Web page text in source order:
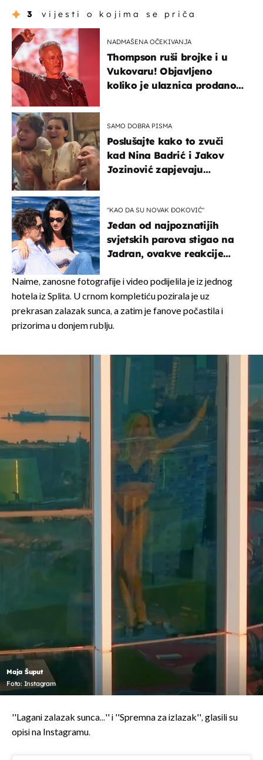
3 vijesti o kojima se priča
NADMAŠENA OČEKIVANJA
Thompson ruši brojke i u
Vukovaru! Objavljeno
koliko je ulaznica prodano
SAMO DOBRA PISMA
Poslušajte kako to zvuči
kad Nina Badrić i Jakov
Jozinović zapjevaju
"KAO DA SU NOVAK ĐOKOVIĆ"
Jedan od najpoznatijih
svjetskih parova stigao na
Jadran, ovakve reakcije
Naime, zanosne fotografije i video podijelila je iz jednog
hotela iz Splita. U crnom kompletiću pozirala je uz
prekrasan zalazak sunca, a zatim je fanove počastila i
prizorima u donjem rublju.
Maja Šuput
Foto: Instagram
''Lagani zalazak sunca...'' i ''Spremna za izlazak'', glasili su
opisi na Instagramu.